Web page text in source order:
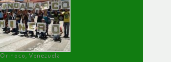
Orinoco, Venezuela